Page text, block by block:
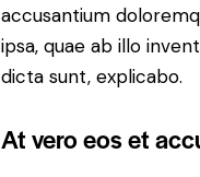
accusantium
ipsa, quae ab illo
dicta sunt, explicabo.
At vero eos et